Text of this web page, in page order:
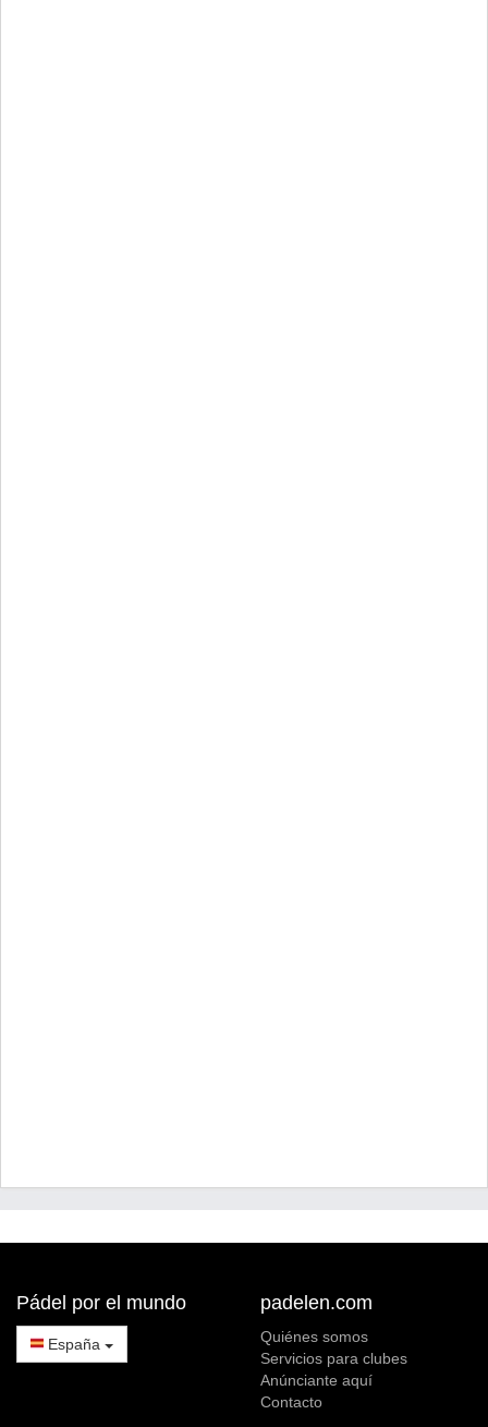
Pádel por el mundo
España
padelen.com
Quiénes somos
Servicios para clubes
Anúnciante aquí
Contacto